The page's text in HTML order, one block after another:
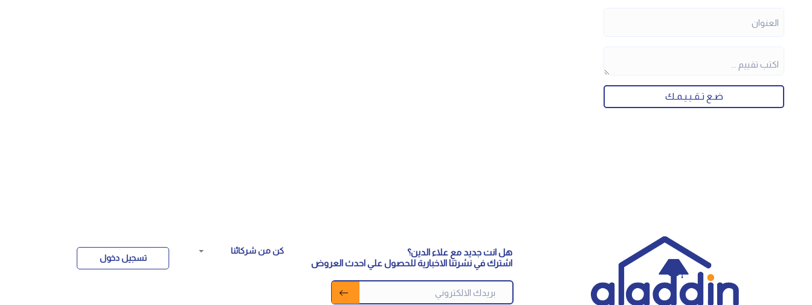
ضـع تـقـيـيـمـك
هل انت جديد مع علاء الدين؟
اشترك في نشرتنا الاخبارية للحصول علي احدث العروض
كن من شركائنا
تسجيل دخول